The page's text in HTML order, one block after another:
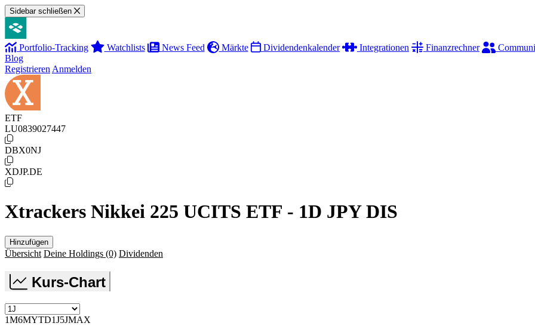
Sidebar schließen
Portfolio-Tracking Watchlists News Feed Märkte Dividendenkalender Integrationen Finanzrechner
Blog
Registrieren Anmelden
ETF
LU0839027447
DBX0NJ
XDJP.DE
Xtrackers Nikkei 225 UCITS ETF - 1D JPY DIS
Hinzufügen
Übersicht Deine Holdings (0) Dividenden
Kurs-Chart
1M6MYTD1J5JMAX